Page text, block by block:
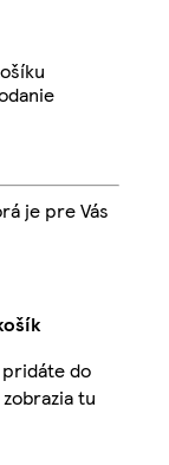
cena košíku
je pre Vás
do
tu